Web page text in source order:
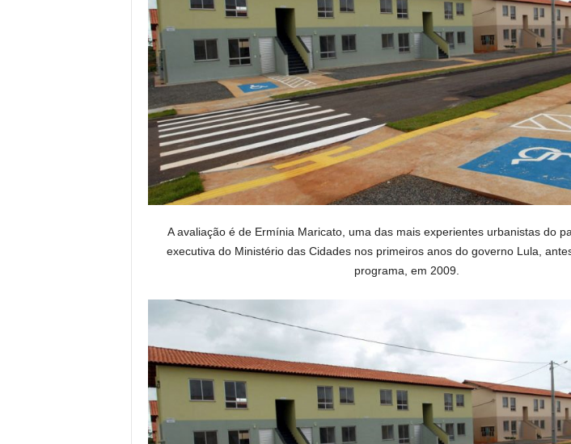
A avaliação é de Ermínia Maricato, uma das mais experientes urbanistas do
executiva do Ministério das Cidades nos primeiros anos do governo Lula,
programa, em 2009.